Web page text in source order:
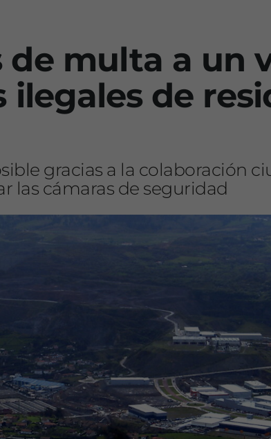
de multa a un
de
gracias a la colaboración
las cámaras de seguridad